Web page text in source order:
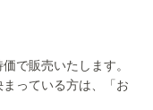
で販売いたします。
っている方は、「お